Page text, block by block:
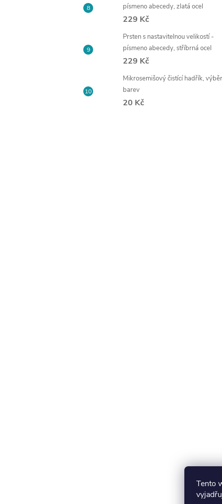
Tento
písmeno abecedy, zlatá ocel
229 Kč
Prsten s nastavitelnou velikostí -
písmeno abecedy, stříbrná ocel
229 Kč
Mikrosemišový čistící hadřík, výběr
barev
20 Kč